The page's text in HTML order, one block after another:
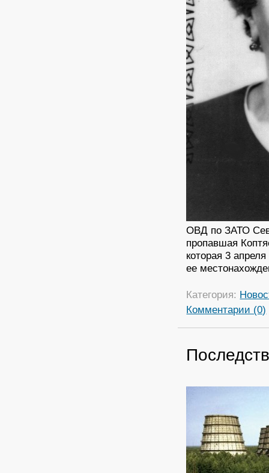
ОВД по ЗАТО
пропавшая
которая 3
ее
Категория:
Комментарии (0)